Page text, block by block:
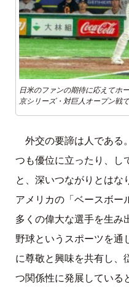
日米のファンの期待に応えてホ
京シリーズ・対巨人オープン戦
外交の要諦は人である
つも優位に立ったり、し
と、深いつながりとはな
アメリカの「ベースボー
多くの偉大な選手を生み
野球というスポーツを通
に尊敬と興味を共有し、
つ関係性に発展している